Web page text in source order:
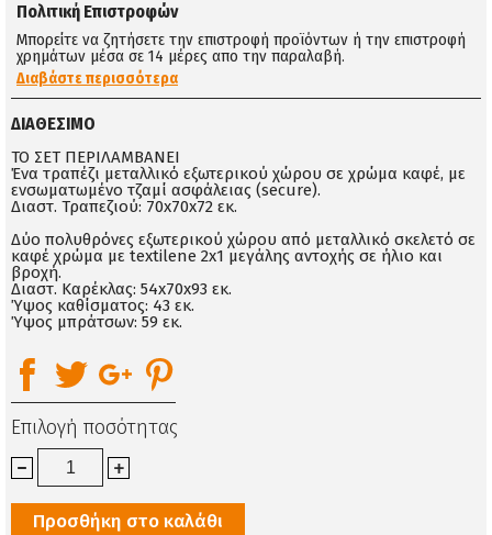
Πολιτική Επιστροφών
Μπορείτε να ζητήσετε την επιστροφή προϊόντων ή την επιστροφή
χρημάτων μέσα σε 14 μέρες απο την παραλαβή.
Διαβάστε περισσότερα
ΔΙΑΘΈΣΙΜΟ
ΤΟ ΣΕΤ ΠΕΡΙΛΑΜΒΑΝΕΙ
Ένα τραπέζι μεταλλικό εξωτερικού χώρου σε χρώμα καφέ, με
ενσωματωμένο τζαμί ασφάλειας (secure).
Διαστ. Τραπεζιού: 70x70x72 εκ.
Δύο πολυθρόνες εξωτερικού χώρου από μεταλλικό σκελετό σε
καφέ χρώμα με textilene 2x1 μεγάλης αντοχής σε ήλιο και
βροχή.
Διαστ. Καρέκλας: 54x70x93 εκ.
Ύψος καθίσματος: 43 εκ.
Ύψος μπράτσων: 59 εκ.
Επιλογή ποσότητας
Προσθήκη στο καλάθι